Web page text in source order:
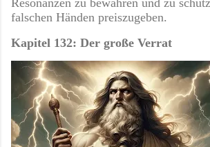
Resonanzen zu bewahren und zu
falschen Händen preiszugeben.
Kapitel 132: Der große Verrat